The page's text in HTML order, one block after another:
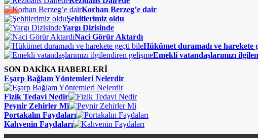
Korhan Berzeg’e dair
Şehitlerimiz oldu
Yargı Dizisinde
Naci Görür Aktardı
Hükümet duramadı ve harekete
Emekli vatandaşlarımızı
SON DAKİKA HABERLERİ
Eşarp Bağlam Yöntemleri Nelerdir
Fizik Tedavi Nedir
Peynir Zehirler Mi
Portakalın Faydaları
Kahvenin Faydaları